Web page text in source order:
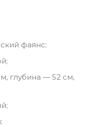
фаянс;
глубина — 52 см,